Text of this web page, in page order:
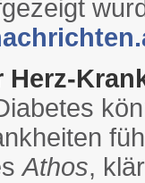
Herz-
Athos,